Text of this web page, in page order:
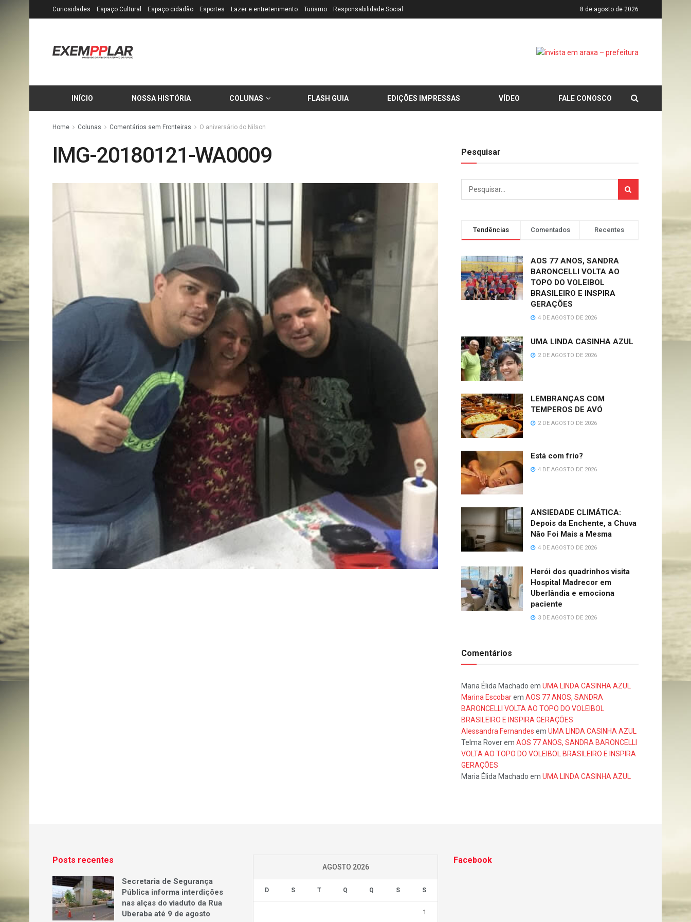
Curiosidades Espaço Cultural Espaço cidadão Esportes Lazer e entretenimento Turismo Responsabilidade Social 8 de agosto de 2026
INÍCIO NOSSA HISTÓRIA COLUNAS FLASH GUIA EDIÇÕES IMPRESSAS VÍDEO FALE CONOSCO
Home Colunas Comentários sem Fronteiras O aniversário do Nilson
IMG-20180121-WA0009 Pesquisar
Tendências Comentados Recentes
AOS 77 ANOS, SANDRA
BARONCELLI VOLTA AO
TOPO DO VOLEIBOL
BRASILEIRO E INSPIRA
GERAÇÕES
4 DE AGOSTO DE 2026
UMA LINDA CASINHA AZUL
2 DE AGOSTO DE 2026
LEMBRANÇAS COM
TEMPEROS DE AVÓ
2 DE AGOSTO DE 2026
Está com frio?
4 DE AGOSTO DE 2026
ANSIEDADE CLIMÁTICA:
Depois da Enchente, a Chuva
Não Foi Mais a Mesma
4 DE AGOSTO DE 2026
Herói dos quadrinhos visita
Hospital Madrecor em
Uberlândia e emociona
paciente
3 DE AGOSTO DE 2026
Comentários
Maria Élida Machado em UMA LINDA CASINHA AZUL
Marina Escobarem AOS 77 ANOS, SANDRA
BARONCELLI VOLTA AO TOPO DO VOLEIBOL
BRASILEIRO E INSPIRA GERAÇÕES
Alessandra Fernandes em UMA LINDA CASINHA AZUL
Telma Roverem AOS 77 ANOS, SANDRA BARONCELLI
VOLTA AO TOPO DO VOLEIBOL BRASILEIRO E INSPIRA
GERAÇÕES
Maria Élida Machado em UMA LINDA CASINHA AZUL
Posts recentes
Secretaria de Segurança
Pública informa interdições
nas alças do viaduto da Rua
Uberaba até 9 de agosto
AGOSTO 2026
D S T Q Q S S
1
Facebook